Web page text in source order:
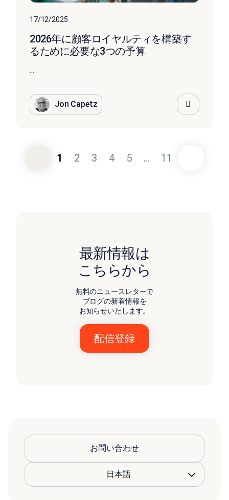
17/12/2025
2026年に顧客ロイヤルティを構築す
るために必要な3つの予算
Jon Capetz
1 2 3 4 5 ... 11
最新情報は
こちらから
無料のニュースレターで
ブログの新着情報を
お知らせいたします。
お問い合わせ